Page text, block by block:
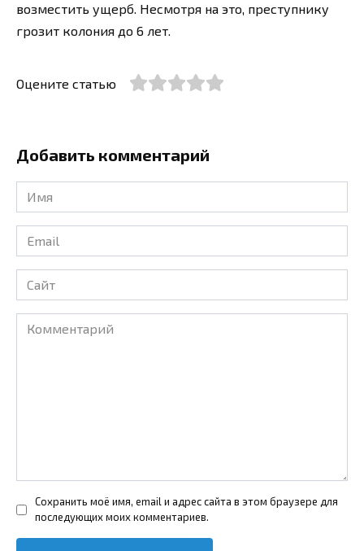
возместить ущерб. Несмотря на это, преступнику
грозит колония до 6 лет.
Оцените статью
Добавить комментарий
Имя
*
Email
*
Сайт
Комментарий
Сохранить моё имя, email и адрес сайта в этом браузере для
последующих моих комментариев.